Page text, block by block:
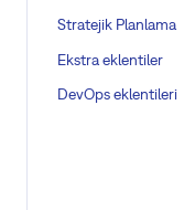
Stratejik Planlama
Ekstra eklentiler
DevOps eklentileri